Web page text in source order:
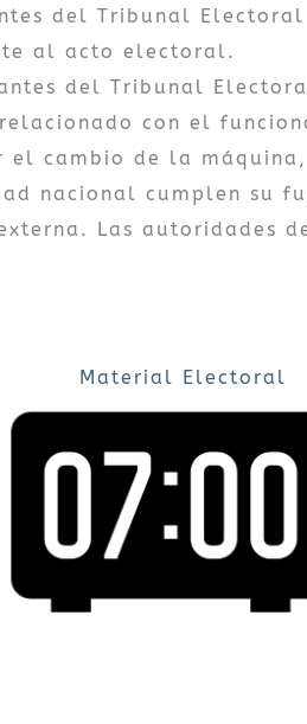
del Tribunal
al acto electoral.
del Tribunal
con el
el cambio de la
nacional cumplen su
Las autoridades
Material Electoral